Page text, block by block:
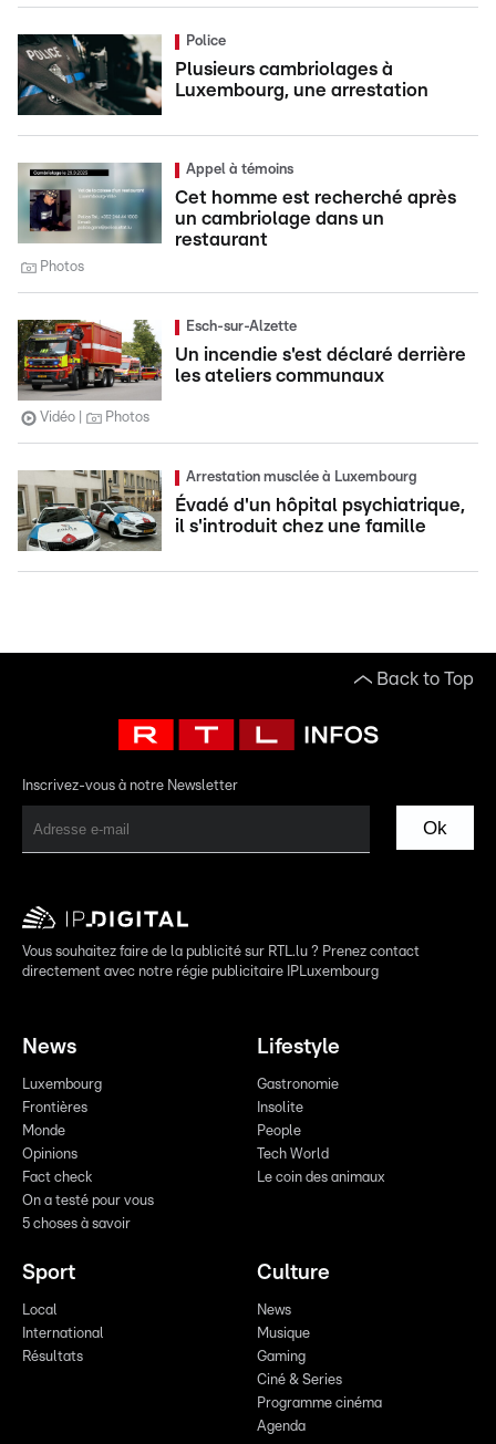
Police
Plusieurs cambriolages à
Luxembourg, une arrestation
Appel à témoins
Cet homme est recherché après
un cambriolage dans un
restaurant
Photos
Esch-sur-Alzette
Un incendie s'est déclaré derrière
les ateliers communaux
Vidéo Photos
Arrestation musclée à Luxembourg
Évadé d'un hôpital psychiatrique,
il s'introduit chez une famille
Back to Top
Inscrivez-vous à notre Newsletter
Ok
Vous souhaitez faire de la publicité sur RTL.lu ? Prenez contact
directement avec notre régie publicitaire IPLuxembourg
News
Luxembourg
Frontières
Monde
Opinions
Fact check
On a testé pour vous
5 choses à savoir
Lifestyle
Gastronomie
Insolite
People
Tech World
Le coin des animaux
Sport
Local
International
Résultats
Culture
News
Musique
Gaming
Ciné & Series
Programme cinéma
Agenda